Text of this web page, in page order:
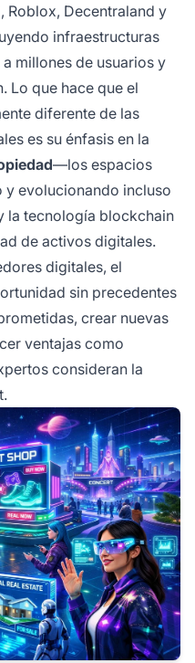
Roblox, Decentraland y
infraestructuras
millones de usuarios y
Lo que hace que el
diferente de las
es su énfasis en la
—los espacios
y evolucionando incluso
la tecnología blockchain
de activos digitales.
digitales, el
sin precedentes
crear nuevas
ventajas como
consideran la